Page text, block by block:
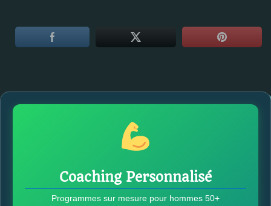
Coaching Personnalisé
Programmes sur mesure pour hommes 50+